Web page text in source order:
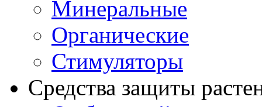
Минеральные
Органические
Стимуляторы
Средства защиты